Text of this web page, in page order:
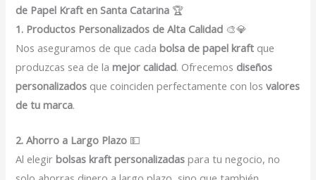
de Papel Kraft en Santa Catarina 🏆
1. Productos Personalizados de Alta Calidad 🎨💎
Nos aseguramos de que cadabolsa de papel kraft que
produzcas sea de lamejor calidad. Ofrecemos diseños
personalizados que coinciden perfectamente con losvalores
de tu marca.
2. Ahorro a Largo Plazo 💵
Al elegirbolsas kraft personalizadas para tu negocio, no